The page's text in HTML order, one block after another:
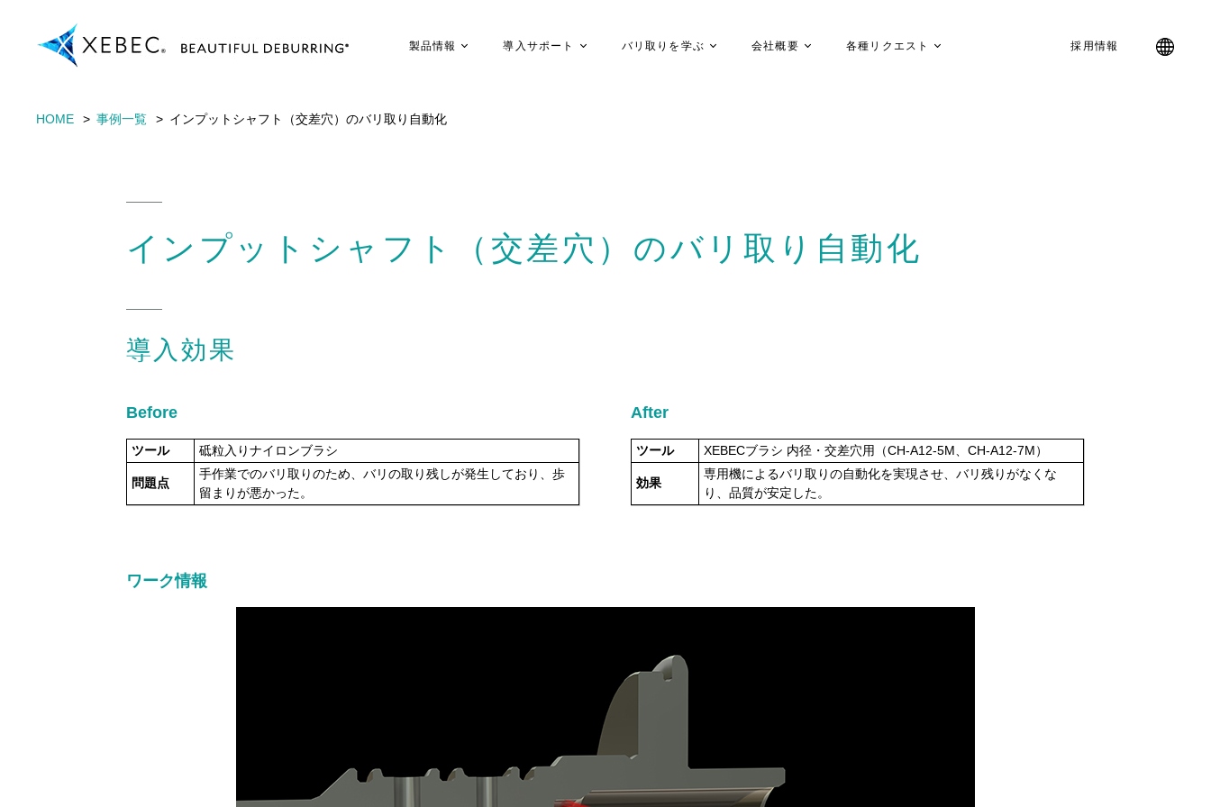
製品情報 導入サポート バリ取りを学ぶ 会社概要 各種リクエスト 採用情報
HOME 事例一覧 インプットシャフト（交差穴）のバリ取り自動化
インプットシャフト（交差穴）のバリ取り自動化
導入効果
Before
ツール 砥粒入りナイロンブラシ
問題点
手作業でのバリ取りのため、バリの取り残しが発生しており、歩
留まりが悪かった。
After
ツール XEBECブラシ 内径・交差穴用（CH-A12-5M、CH-A12-7M）
効果
専用機によるバリ取りの自動化を実現させ、バリ残りがなくな
り、品質が安定した。
ワーク情報